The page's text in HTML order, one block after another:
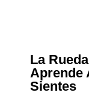
La
Aprende
Sientes